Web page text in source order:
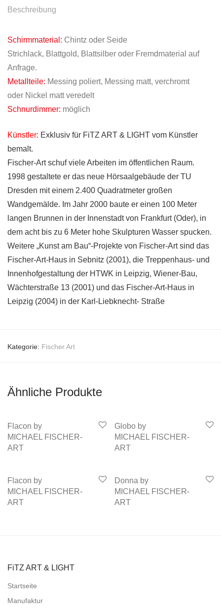
Beschreibung
Schirmmaterial: Chintz oder Seide
Strichlack, Blattgold, Blattsilber oder Fremdmaterial auf
Anfrage.
Metallteile: Messing poliert, Messing matt, verchromt
oder Nickel matt veredelt
Schnurdimmer: möglich
Künstler: Exklusiv für FiTZ ART & LIGHT vom Künstler
bemalt.
Fischer-Art schuf viele Arbeiten im öffentlichen Raum.
1998 gestaltete er das neue Hörsaalgebäude der TU
Dresden mit einem 2.400 Quadratmeter großen
Wandgemälde. Im Jahr 2000 baute er einen 100 Meter
langen Brunnen in der Innenstadt von Frankfurt (Oder), in
dem acht bis zu 6 Meter hohe Skulpturen Wasser spucken.
Weitere „Kunst am Bau“-Projekte von Fischer-Art sind das
Fischer-Art-Haus in Sebnitz (2001), die Treppenhaus- und
Innenhofgestaltung der HTWK in Leipzig, Wiener-Bau,
Wächterstraße 13 (2001) und das Fischer-Art-Haus in
Leipzig (2004) in der Karl-Liebknecht- Straße
Kategorie: Fischer Art
Ähnliche Produkte
Flacon by
MICHAEL FISCHER-
ART
Globo by
MICHAEL FISCHER-
ART
Flacon by
MICHAEL FISCHER-
ART
Donna by
MICHAEL FISCHER-
ART
FiTZ ART & LIGHT
Startseite
Manufaktur